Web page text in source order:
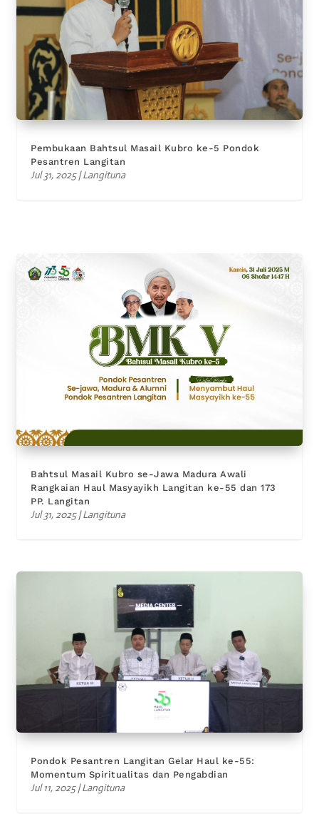
Pembukaan Bahtsul Masail Kubro ke-5 Pondok
Pesantren Langitan
Jul 31, 2025|Langituna
Bahtsul Masail Kubro se-Jawa Madura Awali
Rangkaian Haul Masyayikh Langitan ke-55 dan 173
PP. Langitan
Jul 31, 2025|Langituna
Pondok Pesantren Langitan Gelar Haul ke-55:
Momentum Spiritualitas dan Pengabdian
Jul 11, 2025|Langituna